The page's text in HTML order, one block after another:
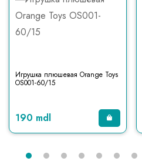
Игрушка плюшевая Orange Toys
OS001-60/15
190 mdl